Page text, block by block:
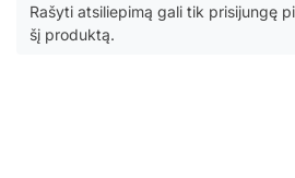
Rašyti atsiliepimą gali tik prisijungę
šį produktą.